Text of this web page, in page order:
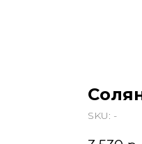
SKU: -